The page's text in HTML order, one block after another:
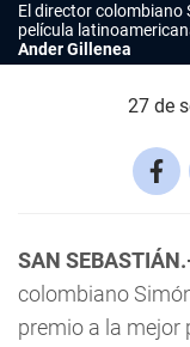
El director colombiano
película
Ander Gillenea
27 de
SAN
colombiano
premio a la mejor